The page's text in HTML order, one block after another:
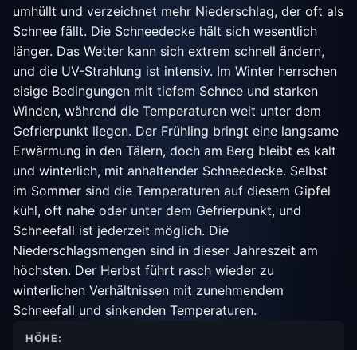
umhüllt und verzeichnet mehr Niederschlag, der oft als
Schnee fällt. Die Schneedecke hält sich wesentlich
länger. Das Wetter kann sich extrem schnell ändern,
und die UV-Strahlung ist intensiv. Im Winter herrschen
eisige Bedingungen mit tiefem Schnee und starken
Winden, während die Temperaturen weit unter dem
Gefrierpunkt liegen. Der Frühling bringt eine langsame
Erwärmung in den Tälern, doch am Berg bleibt es kalt
und winterlich, mit anhaltender Schneedecke. Selbst
im Sommer sind die Temperaturen auf diesem Gipfel
kühl, oft nahe oder unter dem Gefrierpunkt, und
Schneefall ist jederzeit möglich. Die
Niederschlagsmengen sind in dieser Jahreszeit am
höchsten. Der Herbst führt rasch wieder zu
winterlichen Verhältnissen mit zunehmendem
Schneefall und sinkenden Temperaturen.
HÖHE: